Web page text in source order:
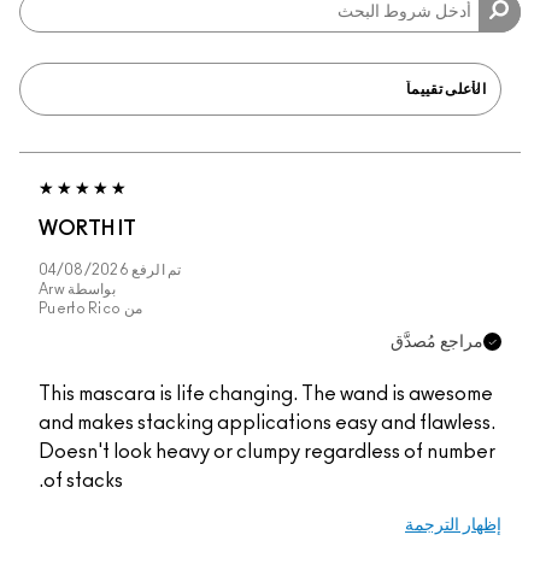
WORTH IT
تم الرفع 04/08/2026
بواسطة Arw
من Puerto Rico
مراجع مُصدَّق
This mascara is life changing. The wand is awesome
and makes stacking applications easy and flawless.
Doesn't look heavy or clumpy regardless of number
of stacks.
إظهار الترجمة